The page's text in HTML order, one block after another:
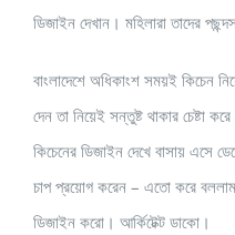
ডিজাইন দেখান। মহিলারা তাদের
বাংলাদেশে অধিকাংশ সময়ই কিচেন
দেন তা নিয়েই সন্তুষ্ট থাকার চেষ্টা
কিচেনের ডিজাইন দেখে বাসায় এসে
চাপ প্রয়োগ করেন – এতো করে
ডিজাইন করো। আর্কিটেক্ট ডাকো।